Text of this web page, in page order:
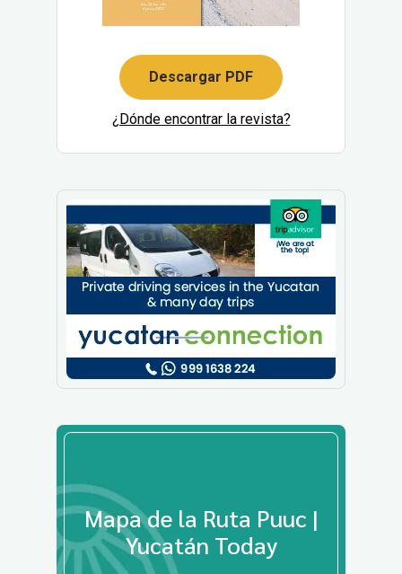
Descargar PDF
¿Dónde encontrar la revista?
Mapa de la Ruta Puuc |
Yucatán Today